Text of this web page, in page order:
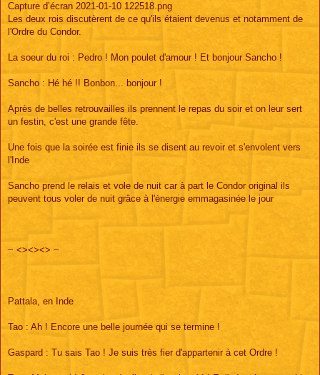
Capture d’écran 2021-01-10 122518.png
Les deux rois discutèrent de ce qu'ils étaient devenus et notamment de
l'Ordre du Condor.
La soeur du roi : Pedro ! Mon poulet d'amour ! Et bonjour Sancho !
Sancho : Hé hé !! Bonbon... bonjour !
Après de belles retrouvailles ils prennent le repas du soir et on leur sert
un festin, c'est une grande fête.
Une fois que la soirée est finie ils se disent au revoir et s'envolent vers
l'Inde
Sancho prend le relais et vole de nuit car à part le Condor original ils
peuvent tous voler de nuit grâce à l'énergie emmagasinée le jour
~ <><><> ~
Pattala, en Inde
Tao : Ah ! Encore une belle journée qui se termine !
Gaspard : Tu sais Tao ! Je suis très fier d'appartenir à cet Ordre !